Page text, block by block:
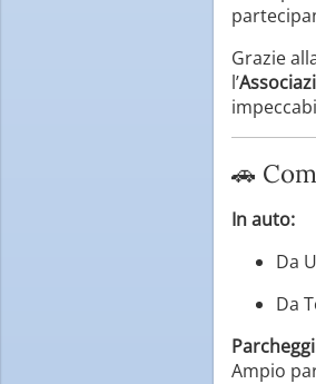
Grazie
l’
🚗
In auto:
Da
Da
Ampio